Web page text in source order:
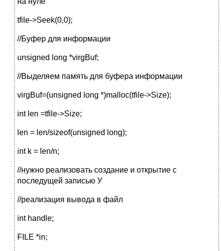
tfile->Seek(0,0);
//Буфер для информации
unsigned long *virgBuf;
//Выделяем память для буфера информации
virgBuf=(unsigned long *)malloc(tfile->Size);
int len =tfile->Size;
len = len/sizeof(unsigned long);
int k = len/n;
//нужно реализовать создание и открытие с
последущей записью У
//реализация вывода в файл
int handle;
FILE *in;